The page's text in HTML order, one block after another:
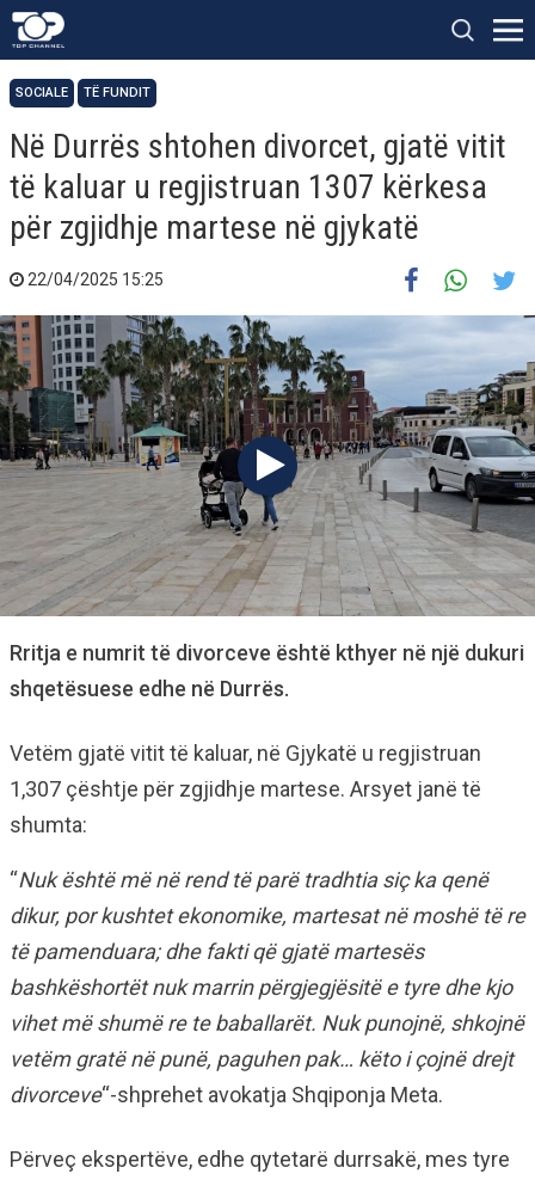
SOCIALE TË FUNDIT
Në Durrës shtohen divorcet, gjatë vitit
të kaluar u regjistruan 1307 kërkesa
për zgjidhje martese në gjykatë
22/04/2025 15:25
Rritja e numrit të divorceve është kthyer në një dukuri
shqetësuese edhe në Durrës.
Vetëm gjatë vitit të kaluar, në Gjykatë u regjistruan
1,307 çështje për zgjidhje martese. Arsyet janë të
shumta:
“Nuk është më në rend të parë tradhtia siç ka qenë
dikur, por kushtet ekonomike, martesat në moshë të re
të pamenduara; dhe fakti që gjatë martesës
bashkëshortët nuk marrin përgjegjësitë e tyre dhe kjo
vihet më shumë re te baballarët. Nuk punojnë, shkojnë
vetëm gratë në punë, paguhen pak… këto i çojnë drejt
divorceve“-shprehet avokatja Shqiponja Meta.
Përveç ekspertëve, edhe qytetarë durrsakë, mes tyre